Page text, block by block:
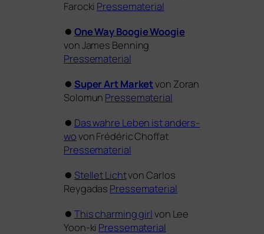
Farocki Pressematerial
⏺ One Way Boogie Woogie
von James Benning
Pressematerial
⏺ Super Art Marketvon Zoran
Solomun Pressematerial
⏺ Das wah­re Leben ist anders­
wovon Frédéric Choffat
Pressematerial
⏺ Stellet Lichtvon Carlos
Reygadas Pressematerial
⏺ This char­ming girl von Lee
Yoon-ki Pressematerial